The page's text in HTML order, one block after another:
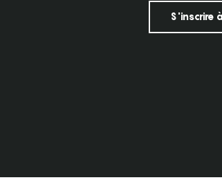
S'inscrire